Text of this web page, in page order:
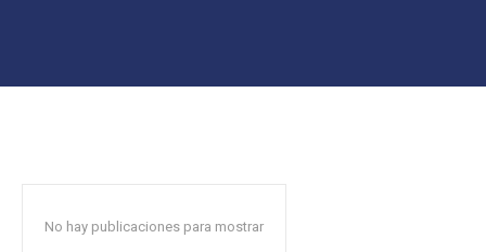
No hay publicaciones para mostrar